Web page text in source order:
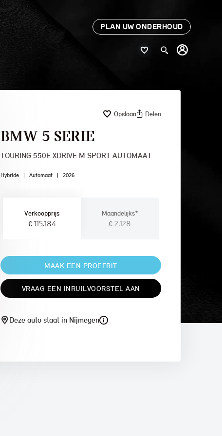
PLAN UW ONDERHOUD
Opslaan Delen
BMW 5 SERIE
TOURING 550E XDRIVE M SPORT AUTOMAAT
Hybride | Automaat | 2026
Verkoopprijs
€ 115.184
Maandelijks*
€ 2.128
MAAK EEN PROEFRIT
VRAAG EEN INRUILVOORSTEL AAN
Deze auto staat in Nijmegen